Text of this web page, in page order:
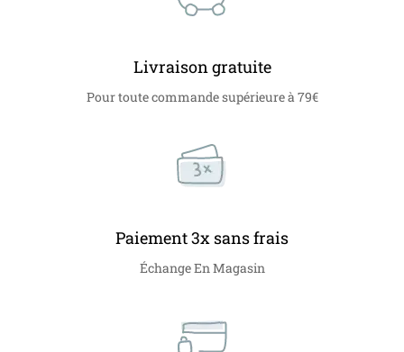
Livraison gratuite
Pour toute commande supérieure à 79€
Paiement 3x sans frais
Échange En Magasin